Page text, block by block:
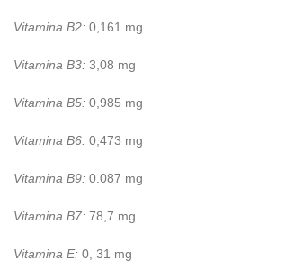
Vitamina B2: 0,161 mg
Vitamina B3: 3,08 mg
Vitamina B5: 0,985 mg
Vitamina B6: 0,473 mg
Vitamina B9: 0.087 mg
Vitamina B7: 78,7 mg
Vitamina E: 0, 31 mg